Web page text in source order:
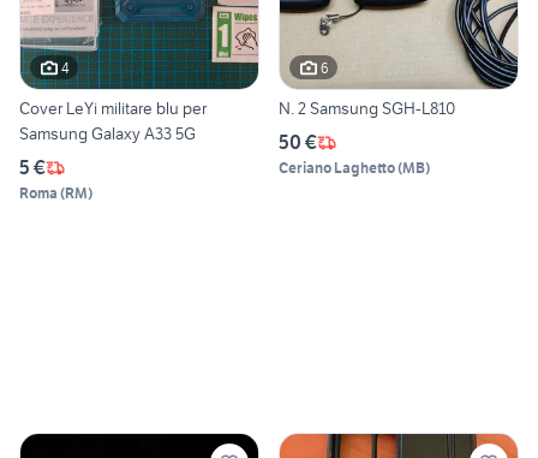
4
Cover LeYi militare blu per
Samsung Galaxy A33 5G
5 €
Roma (RM)
6
N. 2 Samsung SGH-L810
50 €
Ceriano Laghetto(MB)